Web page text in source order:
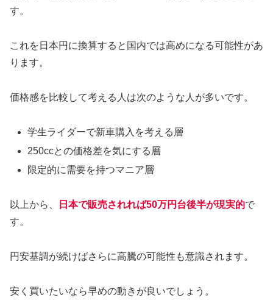
す。
これを日本円に換算すると国内では高めになる可能性があ
ります。
価格感を比較して考える人は次のような人が多いです。
学生ライダーで新車購入を考える層
250ccとの価格差を気にする層
限定的に需要を持つマニア層
以上から、 日本で販売されれば50万円台後半が現実的で
す。
円安基調が続けばさらに高騰の可能性も意識されます。
安く買いたいなら早めの動きが良いでしょう。